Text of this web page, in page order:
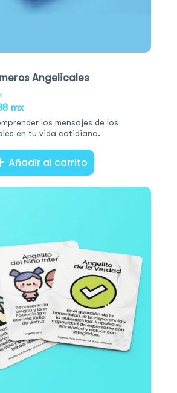
Angelicales
mx
los mensajes de los
en tu vida cotidiana.
Añadir al carrito